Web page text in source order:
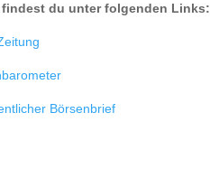
findest du unter folgenden Links:
Börsenbrief